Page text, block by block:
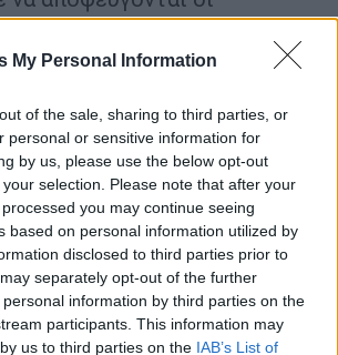
My Personal Information
of the sale, sharing to third parties, or
personal or sensitive information for
by us, please use the below opt-out
selection. Please note that after your
you may continue seeing
based on personal information utilized by
disclosed to third parties prior to
separately opt-out of the further
information by third parties on the
participants. This information may
us to third parties on the IAB’s List of
λιμάνια και να γίνεται
τους στα πλοία, δήλωσε ο
Πλακιωτάκηςστην ΕΡΤ ,
ότι θα πρέπει πρώτα οι
έχουν εμβολιαστεί είτε να
test ή self test ή μοριακό
στις περιπτώσεις που οι
εμβολιαστεί δεν χρειάζεται
test ή self test αλλά να έχουν